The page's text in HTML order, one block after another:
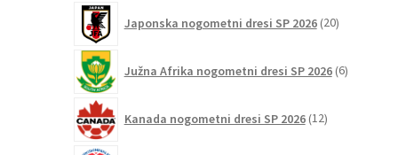
Japonska nogometni dresi SP 2026 20izdelkov
Južna Afrika nogometni dresi SP 2026 6izdelkov
Kanada nogometni dresi SP 2026 12izdelkov